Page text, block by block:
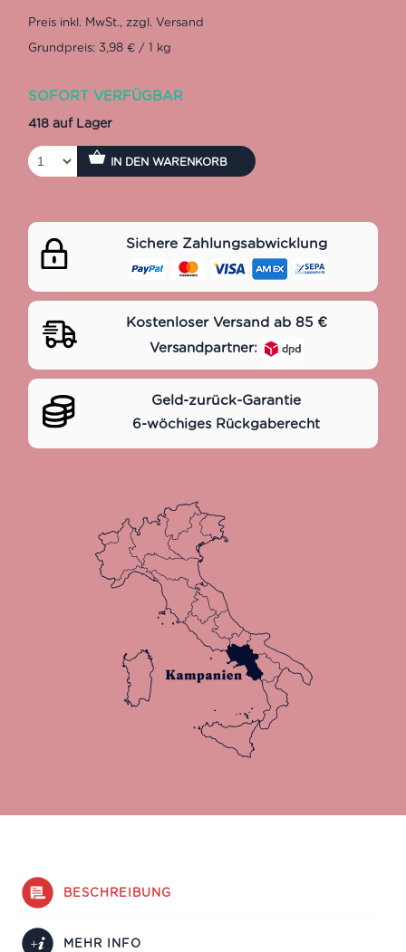
Grundpreis: 3,98 € / 1 kg
SOFORT VERFÜGBAR
418 auf Lager
IN DEN WARENKORB
Sichere Zahlungsabwicklung
Kostenloser Versand ab 85 €
Versandpartner:
Geld-zurück-Garantie
6-wöchiges Rückgaberecht
BESCHREIBUNG
MEHR INFO